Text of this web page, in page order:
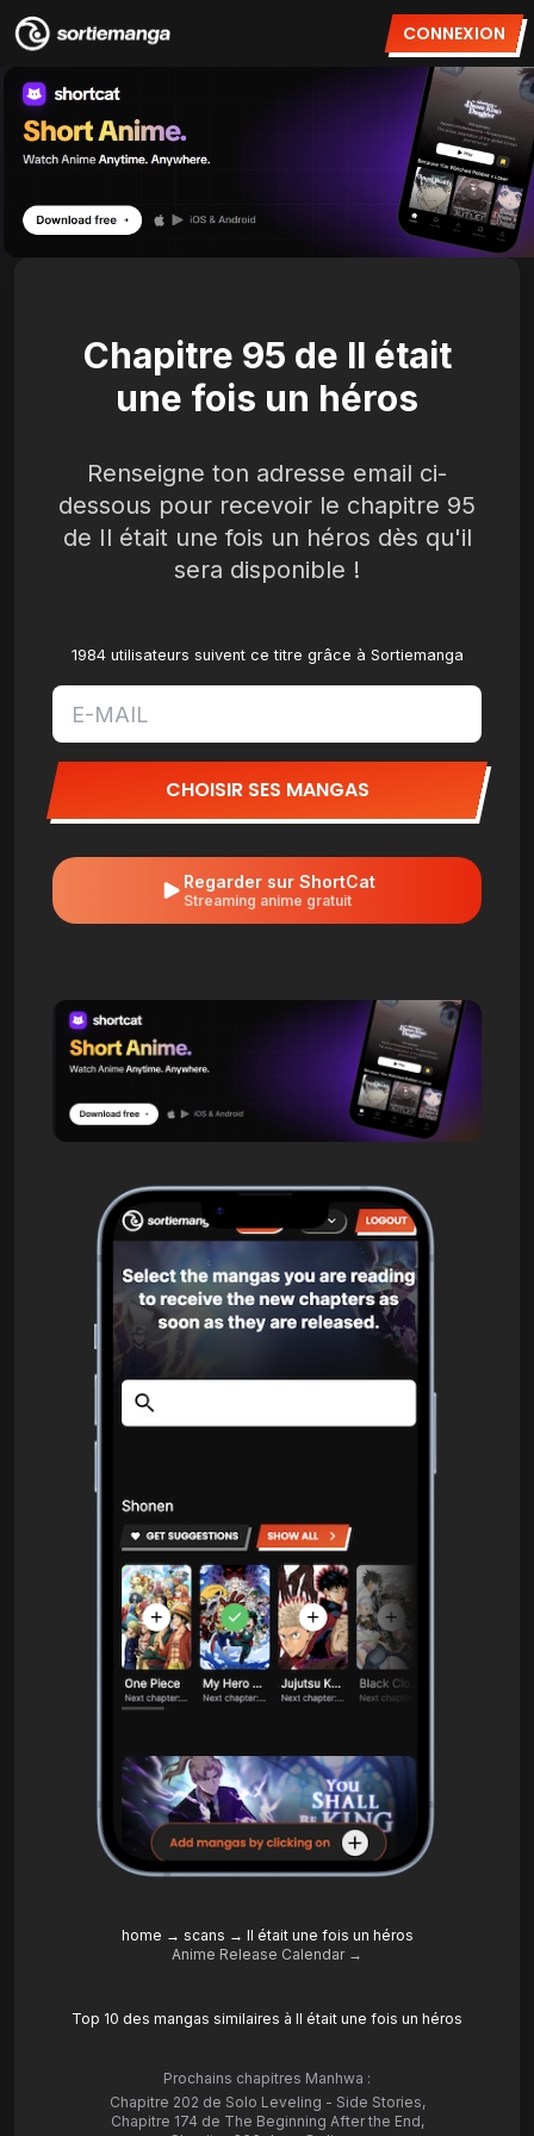
CONNEXION
Chapitre 95 de Il était
une fois un héros
Renseigne ton adresse email ci-
dessous pour recevoir le chapitre 95
de Il était une fois un héros dès qu'il
sera disponible !
1984 utilisateurs suivent ce titre grâce à Sortiemanga
CHOISIR SES MANGAS
Regarder sur ShortCat
Streaming anime gratuit
home → scans → Il était une fois un héros
Anime Release Calendar →
Top 10 des mangas similaires à Il était une fois un héros
Prochains chapitres Manhwa :
Chapitre 202 de Solo Leveling - Side Stories,
Chapitre 174 de The Beginning After the End,